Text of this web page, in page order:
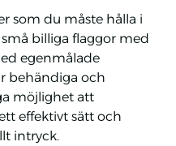
som du måste hålla i
billiga flaggor med
egenmålade
behändiga och
möjlighet att
effektivt sätt och
intryck.